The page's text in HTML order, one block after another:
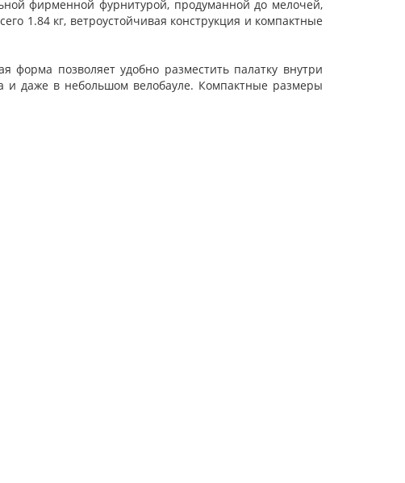
фирменной фурнитурой, продуманной до мелочей,
1.84 кг, ветроустойчивая конструкция и компактные
позволяет удобно разместить палатку внутри
и даже в небольшом велобауле. Компактные размеры